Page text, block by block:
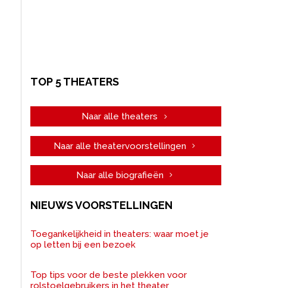
TOP 5 THEATERS
Naar alle theaters
Naar alle theatervoorstellingen
Naar alle biografieën
NIEUWS VOORSTELLINGEN
Toegankelijkheid in theaters: waar moet je
op letten bij een bezoek
Top tips voor de beste plekken voor
rolstoelgebruikers in het theater